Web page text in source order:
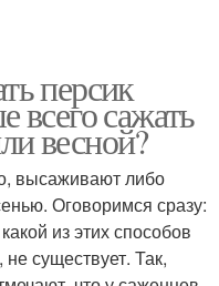
персик
всего сажать
весной?
высаживают либо
Оговоримся сразу:
из этих способов
существует. Так,